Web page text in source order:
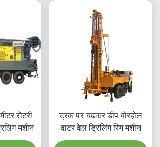
रोटरी
मशीन
ट्रक पर चढ़कर डीप बोरहोल
वाटर वेल ड्रिलिंग रिग मशीन